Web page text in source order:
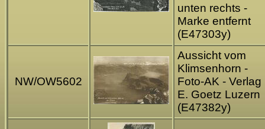
unten rechts -
Marke entfernt
(E47303y)
NW/OW5602
Aussicht vom
Klimsenhorn -
Foto-AK - Verlag
E. Goetz Luzern
(E47382y)